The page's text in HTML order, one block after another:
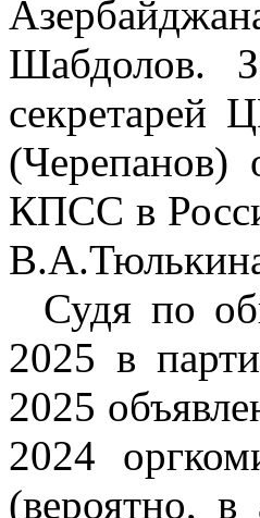
Шабдолов.
секретарей
(Черепанов)
КПСС в
Судя по
2025 в
2025
2024
(вероятно, в